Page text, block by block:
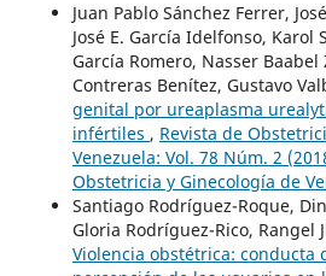
Juan Pablo Sánchez Ferrer,
José E. García Idelfonso, Karol
García Romero, Nasser
Contreras Benítez, Gustavo
genital por ureaplasma
infértiles , Revista de
Venezuela: Vol. 78 Núm. 2
Obstetricia y Ginecología de
Santiago Rodríguez-Roque,
Gloria Rodríguez-Rico, Rangel
Violencia obstétrica: conducta